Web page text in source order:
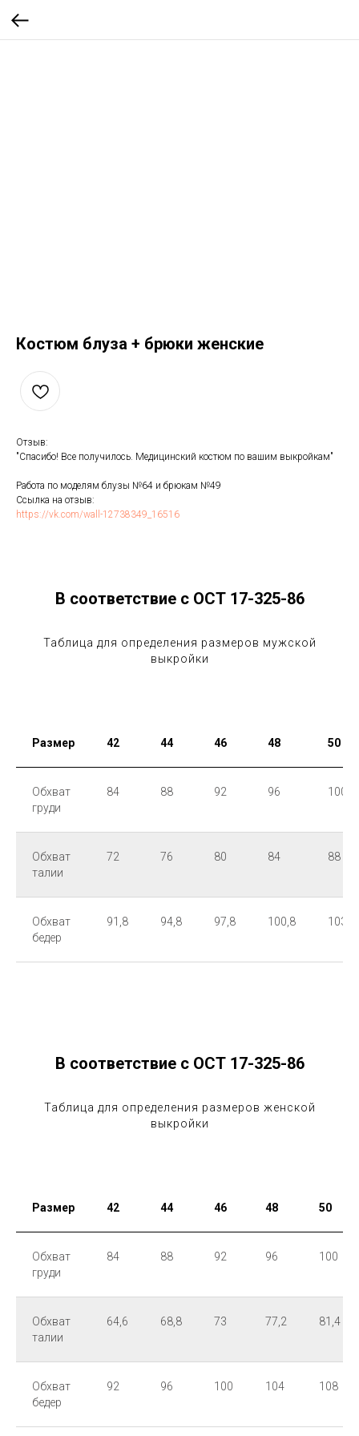
Костюм блуза + брюки женские
Отзыв:
"Спасибо! Все получилось. Медицинский костюм по вашим выкройкам"
Работа по моделям блузы №64 и брюкам №49
Ссылка на отзыв:
https://vk.com/wall-12738349_16516
В соответствие с ОСТ 17-325-86
Таблица для определения размеров мужской
выкройки
Размер 42 44 46 48 50
Обхват
груди
84 88 92 96 100
Обхват
талии
72 76 80 84 88
Обхват
бедер
91,8 94,8 97,8 100,8 103,8
В соответствие с ОСТ 17-325-86
Таблица для определения размеров женской
выкройки
Размер 42 44 46 48 50
Обхват
груди
84 88 92 96 100
Обхват
талии
64,6 68,8 73 77,2 81,4
Обхват
бедер
92 96 100 104 108